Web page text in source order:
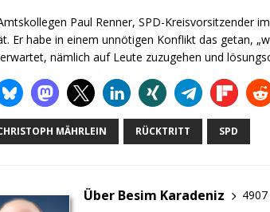
Paul Renner, SPD-Kreisvorsitzender
Er habe in einem unnötigen Konflikt das getan,
nämlich auf Leute zuzugehen und
MÄHRLEIN RÜCKTRITT SPD
Über Besim Karadeniz